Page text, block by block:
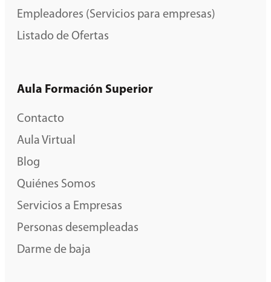
Empleadores (Servicios para empresas)
Listado de Ofertas
Aula Formación Superior
Contacto
Aula Virtual
Blog
Quiénes Somos
Servicios a Empresas
Personas desempleadas
Darme de baja